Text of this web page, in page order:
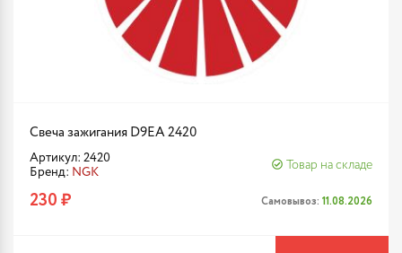
Свеча зажигания D9EA 2420
Артикул: 2420
Бренд: NGK
Товар на складе
230 ₽ Самовывоз: 11.08.2026